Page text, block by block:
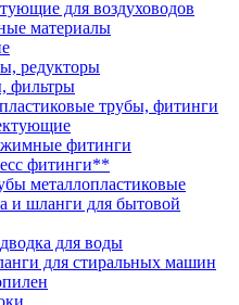
для воздуховодов
материалы
редукторы
фильтры
трубы, фитинги
фитинги
фитинги**
металлопластиковые
и шланги для бытовой
для воды
для стиральных машин